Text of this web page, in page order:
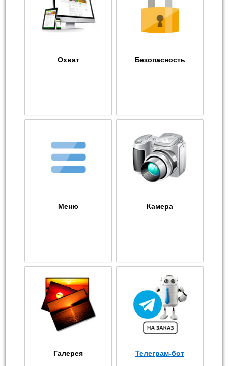
Охват Безопасность
Меню Камера
Галерея Телеграм-бот